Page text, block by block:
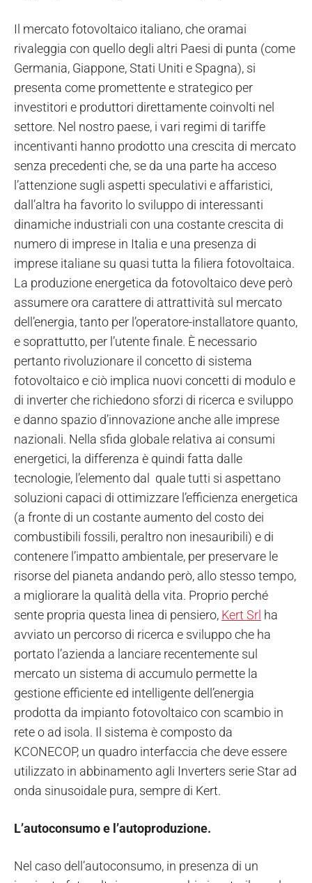
Il mercato fotovoltaico italiano, che oramai
rivaleggia con quello degli altri Paesi di punta (come
Germania, Giappone, Stati Uniti e Spagna), si
presenta come promettente e strategico per
investitori e produttori direttamente coinvolti nel
settore. Nel nostro paese, i vari regimi di tariffe
incentivanti hanno prodotto una crescita di mercato
senza precedenti che, se da una parte ha acceso
l’attenzione sugli aspetti speculativi e affaristici,
dall’altra ha favorito lo sviluppo di interessanti
dinamiche industriali con una costante crescita di
numero di imprese in Italia e una presenza di
imprese italiane su quasi tutta la filiera fotovoltaica.
La produzione energetica da fotovoltaico deve però
assumere ora carattere di attrattività sul mercato
dell’energia, tanto per l’operatore-installatore quanto,
e soprattutto, per l’utente finale. È necessario
pertanto rivoluzionare il concetto di sistema
fotovoltaico e ciò implica nuovi concetti di modulo e
di inverter che richiedono sforzi di ricerca e sviluppo
e danno spazio d’innovazione anche alle imprese
nazionali. Nella sfida globale relativa ai consumi
energetici, la differenza è quindi fatta dalle
tecnologie, l’elemento dal quale tutti si aspettano
soluzioni capaci di ottimizzare l’efficienza energetica
(a fronte di un costante aumento del costo dei
combustibili fossili, peraltro non inesauribili) e di
contenere l’impatto ambientale, per preservare le
risorse del pianeta andando però, allo stesso tempo,
a migliorare la qualità della vita. Proprio perché
sente propria questa linea di pensiero, Kert Srl ha
avviato un percorso di ricerca e sviluppo che ha
portato l’azienda a lanciare recentemente sul
mercato un sistema di accumulo permette la
gestione efficiente ed intelligente dell’energia
prodotta da impianto fotovoltaico con scambio in
rete o ad isola. Il sistema è composto da
KCONECOP, un quadro interfaccia che deve essere
utilizzato in abbinamento agli Inverters serie Star ad
onda sinusoidale pura, sempre di Kert.
L’autoconsumo e l’autoproduzione.
Nel caso dell’autoconsumo, in presenza di un